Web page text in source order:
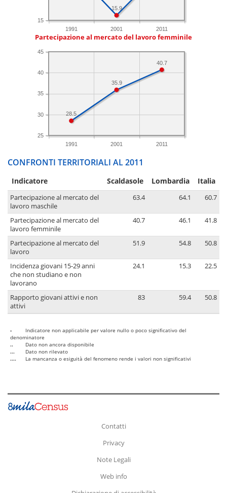
1991 2001 2011
15
15.9
Partecipazione al mercato del lavoro femminile
1991 2001 2011
25
30
35
40
45
40.7
35.9
28.5
CONFRONTI TERRITORIALI AL 2011
Indicatore Scaldasole Lombardia Italia
Partecipazione al mercato del
lavoro maschile
63.4 64.1 60.7
Partecipazione al mercato del
lavoro femminile
40.7 46.1 41.8
Partecipazione al mercato del
lavoro
51.9 54.8 50.8
Incidenza giovani 15-29 anni
che non studiano e non
lavorano
24.1 15.3 22.5
Rapporto giovani attivi e non
attivi
83 59.4 50.8
-
Indicatore non applicabile per valore nullo o poco significativo del
denominatore
..
Dato non ancora disponibile
...
Dato non rilevato
....
La mancanza o esiguità del fenomeno rende i valori non significativi
Contatti
Privacy
Note Legali
Web info